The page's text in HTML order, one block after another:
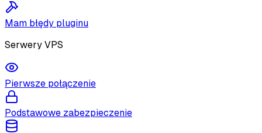
Mam błędy pluginu
Serwery VPS
Pierwsze połączenie
Podstawowe zabezpieczenie